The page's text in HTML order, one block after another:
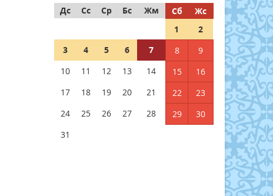
Дс
Сс Ср Бс Жм Сб
Жс
1
2
3
4 5 6 7 8
9
10
11 12 13 14 15
16
17
18 19 20 21 22
23
24
25 26 27 28 29
30
31